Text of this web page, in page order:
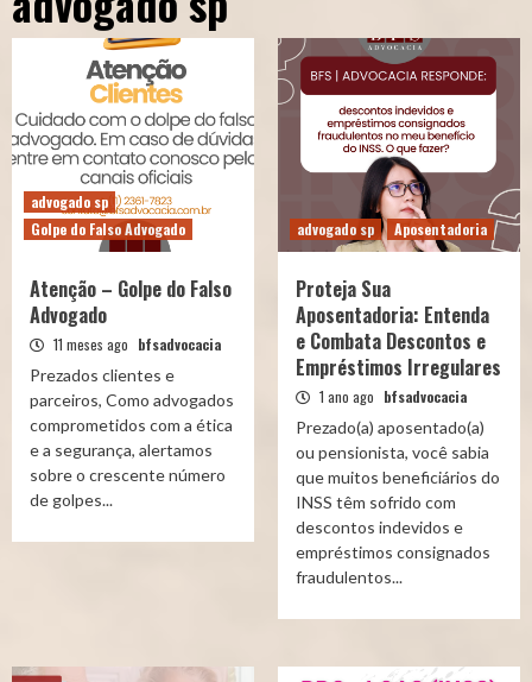
advogado sp
Golpe do Falso Advogado
Atenção – Golpe do Falso
Advogado
11 meses ago bfsadvocacia
Prezados clientes e
parceiros, Como advogados
comprometidos com a ética
e a segurança, alertamos
sobre o crescente número
de golpes...
advogado sp Aposentadoria
Proteja Sua
Aposentadoria: Entenda
e Combata Descontos e
Empréstimos Irregulares
1 ano ago bfsadvocacia
Prezado(a) aposentado(a)
ou pensionista, você sabia
que muitos beneficiários do
INSS têm sofrido com
descontos indevidos e
empréstimos consignados
fraudulentos...